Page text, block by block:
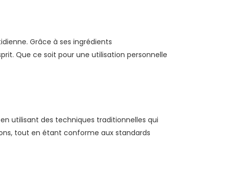
Grâce à ses ingrédients
Que ce soit pour une utilisation personnelle
utilisant des techniques traditionnelles qui
tout en étant conforme aux standards